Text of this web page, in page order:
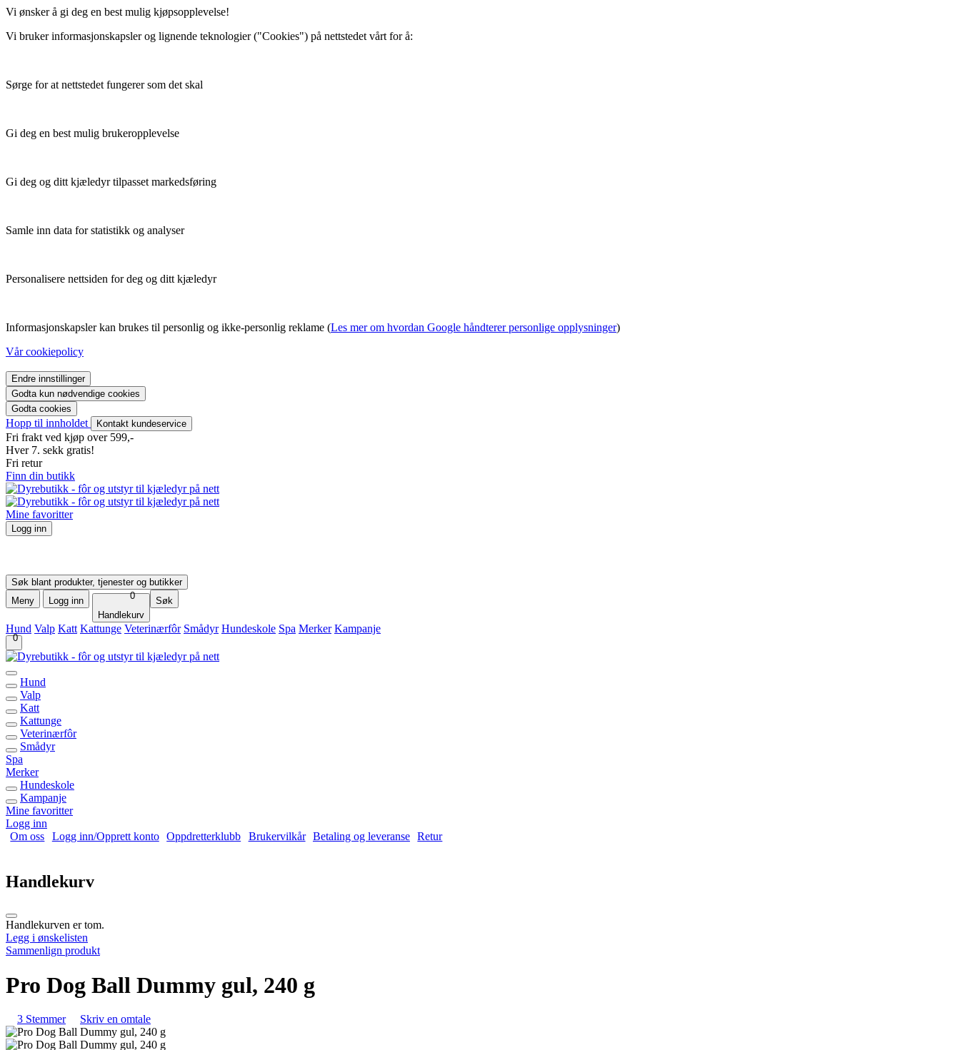
Vi ønsker å gi deg en best mulig kjøpsopplevelse!
Vi bruker informasjonskapsler og lignende teknologier ("Cookies") på nettstedet vårt for å:
Sørge for at nettstedet fungerer som det skal
Gi deg en best mulig brukeropplevelse
Gi deg og ditt kjæledyr tilpasset markedsføring
Samle inn data for statistikk og analyser
Personalisere nettsiden for deg og ditt kjæledyr
Informasjonskapsler kan brukes til personlig og ikke-personlig reklame (Les mer om hvordan Google håndterer personlige opplysninger)
Vår cookiepolicy
Endre innstillinger
Godta kun nødvendige cookies
Godta cookies
Hopp til innholdet Kontakt kundeservice
Fri frakt ved kjøp over 599,-
Hver 7. sekk gratis!
Fri retur
Finn din butikk
Mine favoritter
Logg inn
Søk blant produkter, tjenester og butikker
Meny
Logg inn
0
Handlekurv
Søk
Hund Valp Katt Kattunge Veterinærfôr Smådyr Hundeskole Spa Merker Kampanje
0
Hund
Valp
Katt
Kattunge
Veterinærfôr
Smådyr
Spa
Merker
Hundeskole
Kampanje
Mine favoritter
Logg inn
Om oss
Logg inn/Opprett konto Oppdretterklubb Brukervilkår Betaling og leveranse Retur
Handlekurv
Handlekurven er tom.
Legg i ønskelisten
Sammenlign produkt
Pro Dog Ball Dummy gul, 240 g
3 Stemmer Skriv en omtale